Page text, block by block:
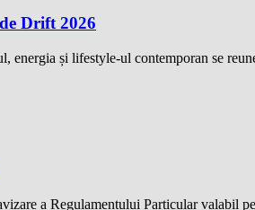
Drift 2026
energia și lifestyle-ul contemporan se
a Regulamentului Particular valabil